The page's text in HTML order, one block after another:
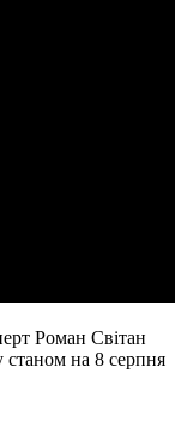
Роман Світан
станом на 8 серпня